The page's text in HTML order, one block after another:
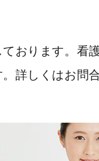
おります。看
詳しくはお問